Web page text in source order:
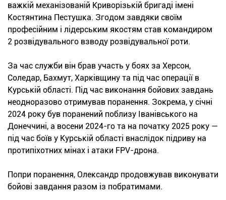
важкій механізованій Криворізькій бригаді імені
Костянтина Пестушка. Згодом завдяки своїм
професійним і лідерським якостям став командиром
2 розвідувального взводу розвідувальної роти.
За час служби він брав участь у боях за Херсон,
Соледар, Бахмут, Харківщину та під час операції в
Курській області. Під час виконання бойових завдань
неодноразово отримував поранення. Зокрема, у січні
2024 року був поранений поблизу Іванівського на
Донеччині, а восени 2024-го та на початку 2025 року —
під час боїв у Курській області внаслідок підриву на
протипіхотних мінах і атаки FPV-дрона.
Попри поранення, Олександр продовжував виконувати
бойові завдання разом із побратимами.